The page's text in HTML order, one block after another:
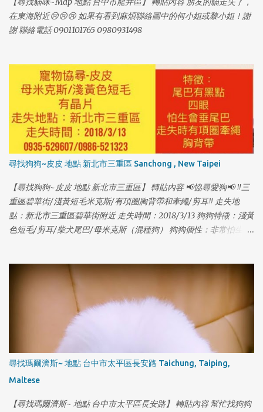
1
1
在東海附近😢😢😢 如果有看到麻煩聯絡圖中的何小姐或黎小姐！謝
謝 聯絡電話 0901101765 0980931498
尋找狗狗~皮皮 地點 新北市三重區 Sanchong , New Taipei
【尋找狗狗~皮皮 地點 新北市三重區】 轉貼內容 📢協尋愛狗📢 ‼️三
重區碧華街/淺黃短毛米克斯/有項圈胸背帶和牽繩/剪耳‼️ 走失地
點：新北市三重區碧華街附近 走失時間：2018/3/13 狗狗特徵：淺黃
色短毛/剪耳/柴犬尾巴/母米克斯（混種狗） 狗狗個性：非常怕生、
讓她自己跑出門了，請大家幫忙注意是否有她的行蹤，希望皮皮可
以趕快回家...謝謝🙏！ [有晶片] #走失 #狗走失
尋找瑪爾濟斯~ 地點 台中市太平區長安路 Taichung, Taiping,
Maltese
【尋找瑪爾濟斯~ 地點 台中市太平區長安路】 轉貼內容 幫忙找狗狗